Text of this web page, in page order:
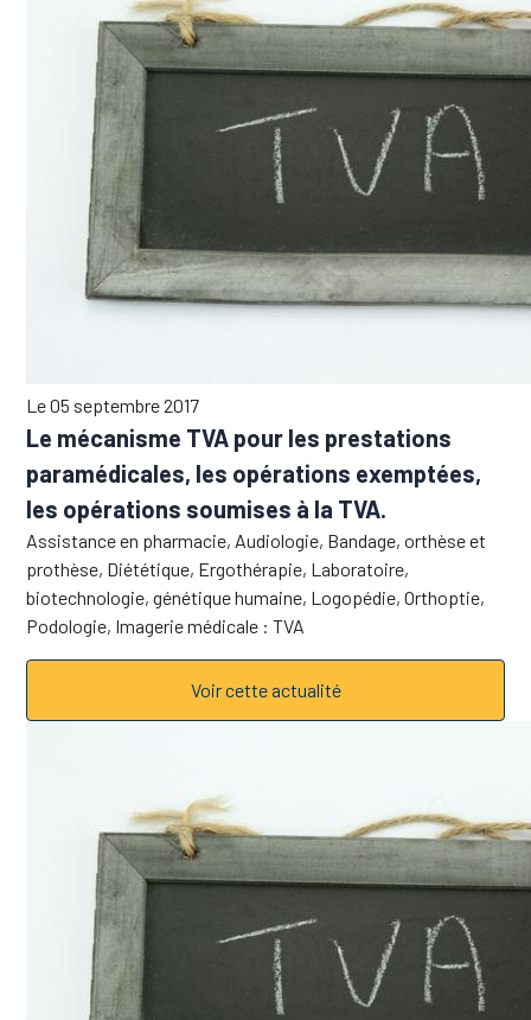
Le 05 septembre 2017
Le mécanisme TVA pour les prestations
paramédicales, les opérations exemptées,
les opérations soumises à la TVA.
Assistance en pharmacie, Audiologie, Bandage, orthèse et
prothèse, Diététique, Ergothérapie, Laboratoire,
biotechnologie, génétique humaine, Logopédie, Orthoptie,
Podologie, Imagerie médicale : TVA
Voir cette actualité